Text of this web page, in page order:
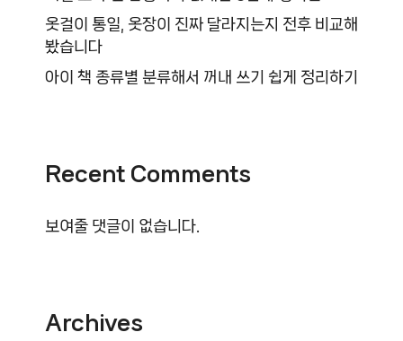
옷걸이 통일, 옷장이 진짜 달라지는지 전후 비교해
봤습니다
아이 책 종류별 분류해서 꺼내 쓰기 쉽게 정리하기
Recent Comments
보여줄 댓글이 없습니다.
Archives